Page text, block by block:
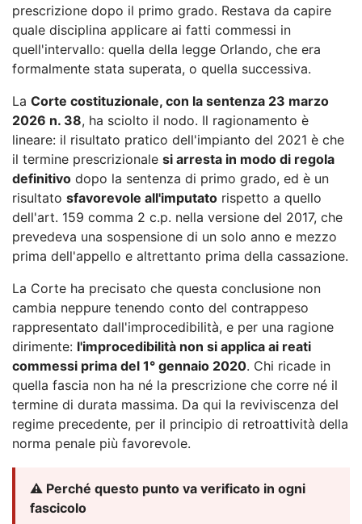
prescrizione dopo il primo grado. Restava da capire
quale disciplina applicare ai fatti commessi in
quell'intervallo: quella della legge Orlando, che era
formalmente stata superata, o quella successiva.
La Corte costituzionale, con la sentenza 23 marzo
2026 n. 38, ha sciolto il nodo. Il ragionamento è
lineare: il risultato pratico dell'impianto del 2021 è che
il termine prescrizionale si arresta in modo di regola
definitivo dopo la sentenza di primo grado, ed è un
risultato sfavorevole all'imputato rispetto a quello
dell'art. 159 comma 2 c.p. nella versione del 2017, che
prevedeva una sospensione di un solo anno e mezzo
prima dell'appello e altrettanto prima della cassazione.
La Corte ha precisato che questa conclusione non
cambia neppure tenendo conto del contrappeso
rappresentato dall'improcedibilità, e per una ragione
dirimente: l'improcedibilità non si applica ai reati
commessi prima del 1° gennaio 2020. Chi ricade in
quella fascia non ha né la prescrizione che corre né il
termine di durata massima. Da qui la reviviscenza del
regime precedente, per il principio di retroattività della
norma penale più favorevole.
⚠️ Perché questo punto va verificato in ogni
fascicolo